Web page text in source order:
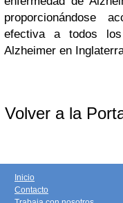
proporcionándose
efectiva a todos
Alzheimer en
Volver a la
Inicio
Contacto